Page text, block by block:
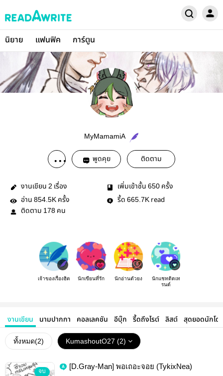
นิยาย แฟนฟิค การ์ตูน
MyMamamiA
พูดคุย ติดตาม
งานเขียน 2 เรื่อง เพิ่มเข้าชั้น 650 ครั้ง
อ่าน 854.5K ครั้ง รี้ด 665.7K read
ติดตาม 178 คน
เจ้าของเรื่องฮิต นักเขียนที่รัก นักอ่านตัวยง
นักแชทติดเท
รนด์
งานเขียน นามปากกา คอลเลคชัน อีบุ๊ก รี้ดถึงไรต์ ลิสต์ สุดยอดนักโด
ทั้งหมด(2) KumashoutO27 (2)
จบ
[D.Gray-Man] พอเถอะจอย (TykixNea)